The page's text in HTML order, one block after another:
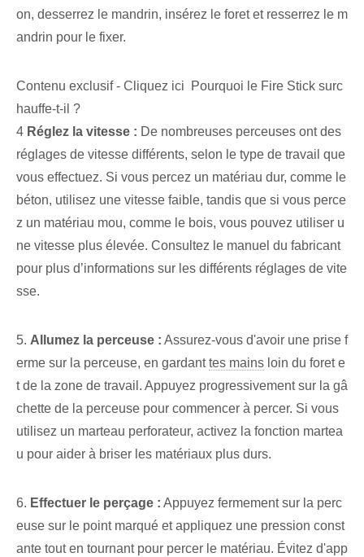
on, desserrez le mandrin, insérez le foret et resserrez le m
andrin pour le fixer.
Contenu exclusif - Cliquez ici Pourquoi le Fire Stick surc
hauffe-t-il ?
4 Réglez la vitesse : De nombreuses perceuses ont des
réglages de vitesse différents, selon le type de travail que
vous effectuez. Si vous percez un matériau dur, comme le
béton, utilisez une vitesse faible, tandis que si vous perce
z un matériau mou, comme le bois, vous pouvez utiliser u
ne vitesse plus élevée. Consultez le manuel du fabricant
pour plus d’informations sur les différents réglages de vite
sse.
5. Allumez la ⁤perceuse : Assurez-vous d'avoir une prise f
erme sur la perceuse, en gardanttes mains loin du foret e
t de la zone de travail. Appuyez progressivement sur la gâ
chette de la perceuse pour commencer à percer. Si vous
utilisez un marteau perforateur, activez la fonction martea
u pour aider à briser les matériaux plus durs.
6.⁤ Effectuer le perçage : Appuyez fermement sur la perc
euse sur le point marqué et appliquez une pression const
ante tout en tournant pour percer le matériau. ​Évitez d'app